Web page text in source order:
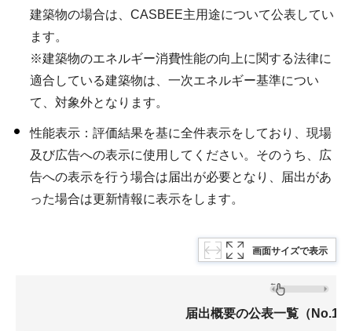
建築物の場合は、CASBEE主用途について公表してい
ます。
※建築物のエネルギー消費性能の向上に関する法律に
適合している建築物は、一次エネルギー基準につい
て、対象外となります。
性能表示：評価結果を基に全件表示をしており、現場
及び広告への表示に使用してください。そのうち、広
告への表示を行う場合は届出が必要となり、届出があ
った場合は更新情報に表示をします。
画面サイズで表示
届出概要の公表一覧（